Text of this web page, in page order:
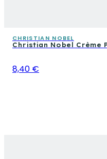
CHRISTIAN NOBEL
Christian Nobel Crème
8,40 €